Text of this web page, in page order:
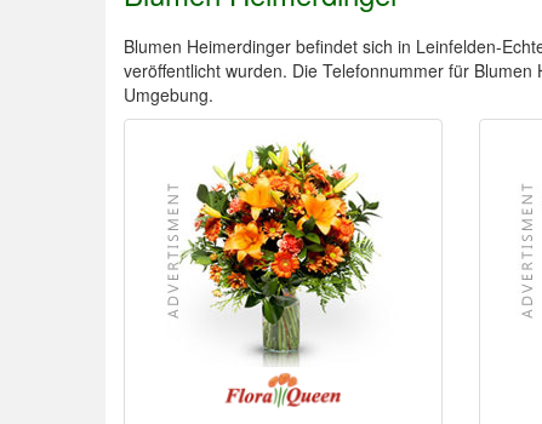
Blumen Heimerdinger befindet sich in Leinfelden-
veröffentlicht wurden. Die Telefonnummer für
Umgebung.